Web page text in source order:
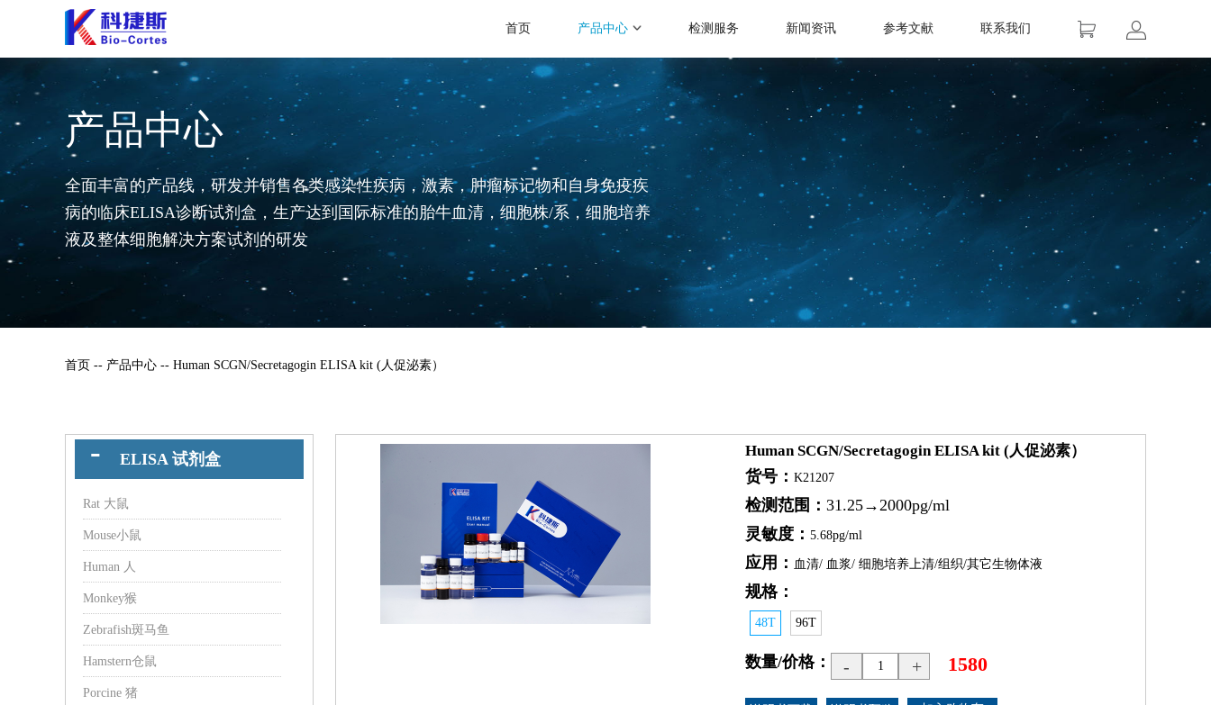
首页 产品中心 检测服务 新闻资讯 参考文献 联系我们
产品中心
全面丰富的产品线，研发并销售各类感染性疾病，激素，肿瘤标记物和自身免疫疾
病的临床ELISA诊断试剂盒，生产达到国际标准的胎牛血清，细胞株/系，细胞培养
液及整体细胞解决方案试剂的研发
首页 -- 产品中心 -- Human SCGN/Secretagogin ELISA kit (人促泌素）
ELISA 试剂盒
Rat 大鼠
Mouse小鼠
Human 人
Monkey猴
Zebrafish斑马鱼
Hamstern仓鼠
Porcine 猪
Human SCGN/Secretagogin ELISA kit (人促泌素）
货号： K21207
检测范围： 31.25→2000pg/ml
灵敏度： 5.68pg/ml
应用： 血清/ 血浆/ 细胞培养上清/组织/其它生物体液
规格：
48T 96T
数量/价格： - + 1580